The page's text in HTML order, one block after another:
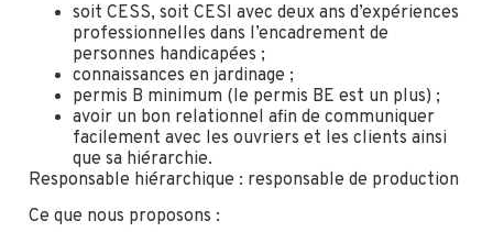
soit CESS, soit CESI avec deux ans d’expériences
professionnelles dans l’encadrement de
personnes handicapées ;
connaissances en jardinage ;
permis B minimum (le permis BE est un plus) ;
avoir un bon relationnel afin de communiquer
facilement avec les ouvriers et les clients ainsi
que sa hiérarchie.
Responsable hiérarchique : responsable de production
Ce que nous proposons :